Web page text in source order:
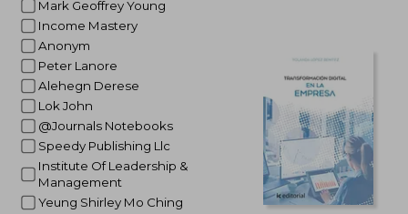
Mark Geoffrey Young
Income Mastery
Anonym
Peter Lanore
Alehegn Derese
Lok John
@Journals Notebooks
Speedy Publishing Llc
Institute Of Leadership &
Management
Yeung Shirley Mo Ching
dcto.